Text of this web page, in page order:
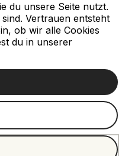
du unsere Seite nutzt.
Vertrauen entsteht
ob wir alle Cookies
du in unserer